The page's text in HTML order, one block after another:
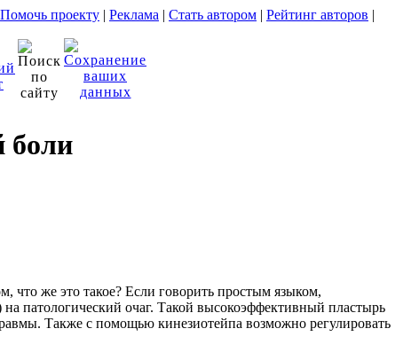
Помочь проекту | Реклама | Стать автором | Рейтинг авторов |
боли
что же это такое? Если говорить простым языком,
патологический очаг. Такой высокоэффективный пластырь
Также с помощью кинезиотейпа возможно регулировать